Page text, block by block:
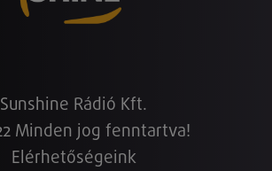
Sunshine Rádió Kft.
Minden jog fenntartva!
Elérhetőségeink